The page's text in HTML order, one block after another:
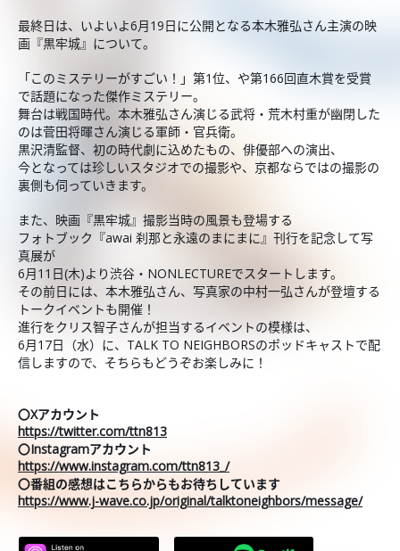
最終日は、いよいよ6月19日に公開となる本木雅弘さん主演の映
画『黒牢城』について。
「このミステリーがすごい！」第1位、や第166回直木賞を受賞
で話題になった傑作ミステリー。
舞台は戦国時代。本木雅弘さん演じる武将・荒木村重が幽閉した
のは菅田将暉さん演じる軍師・官兵衛。
黒沢清監督、初の時代劇に込めたもの、俳優部への演出、
今となっては珍しいスタジオでの撮影や、京都ならではの撮影の
裏側も伺っていきます。
また、映画『黒牢城』撮影当時の風景も登場する
フォトブック『awai 刹那と永遠のまにまに』刊行を記念して写
真展が
6月11日(木)より渋谷・NONLECTUREでスタートします。
その前日には、本木雅弘さん、写真家の中村一弘さんが登壇する
トークイベントも開催！
進行をクリス智子さんが担当するイベントの模様は、
6月17日（水）に、TALK TO NEIGHBORSのポッドキャストで配
信しますので、そちらもどうぞお楽しみに！
〇Xアカウント
https://twitter.com/ttn813
〇Instagramアカウント
https://www.instagram.com/ttn813_/
〇番組の感想はこちらからもお待ちしています
https://www.j-wave.co.jp/original/talktoneighbors/message/